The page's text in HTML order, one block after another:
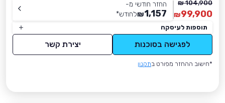
104,900 ₪
99,900
₪
החזר חודשי מ-
1,157
₪לחודש*
תוספות לעיסקה
לפגישה בסוכנות יצירת קשר
*חישוב ההחזר מפורט בתקנון